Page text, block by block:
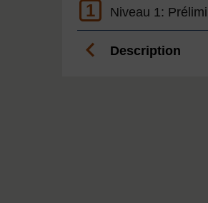
1 Niveau 1:
Description